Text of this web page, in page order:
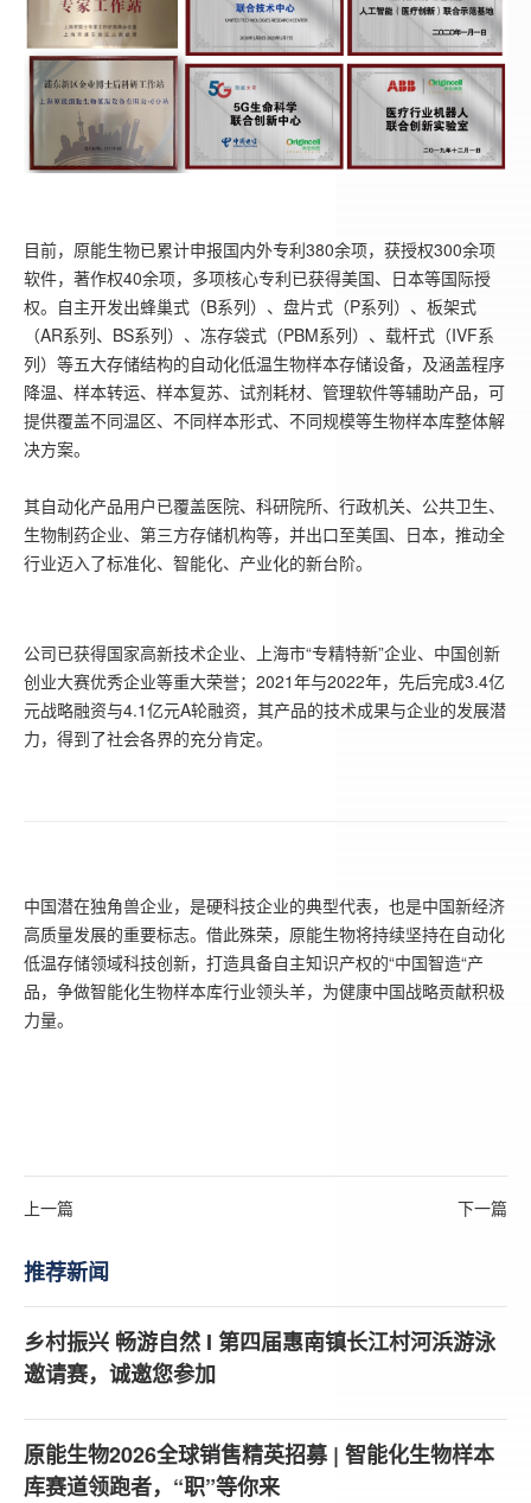
目前，原能生物已累计申报国内外专利380余项，获授权300余项
软件，著作权40余项，多项核心专利已获得美国、日本等国际授
权。自主开发出蜂巢式（B系列）、盘片式（P系列）、板架式
（AR系列、BS系列）、冻存袋式（PBM系列）、载杆式（IVF系
列）等五大存储结构的自动化低温生物样本存储设备，及涵盖程序
降温、样本转运、样本复苏、试剂耗材、管理软件等辅助产品，可
提供覆盖不同温区、不同样本形式、不同规模等生物样本库整体解
决方案。
其自动化产品用户已覆盖医院、科研院所、行政机关、公共卫生、
生物制药企业、第三方存储机构等，并出口至美国、日本，推动全
行业迈入了标准化、智能化、产业化的新台阶。
公司已获得国家高新技术企业、上海市“专精特新”企业、中国创新
创业大赛优秀企业等重大荣誉；2021年与2022年，先后完成3.4亿
元战略融资与4.1亿元A轮融资，其产品的技术成果与企业的发展潜
力，得到了社会各界的充分肯定。
中国潜在独角兽企业，是硬科技企业的典型代表，也是中国新经济
高质量发展的重要标志。借此殊荣，原能生物将持续坚持在自动化
低温存储领域科技创新，打造具备自主知识产权的“中国智造“产
品，争做智能化生物样本库行业领头羊，为健康中国战略贡献积极
力量。
上一篇 下一篇
推荐新闻
乡村振兴 畅游自然 I 第四届惠南镇长江村河浜游泳
邀请赛，诚邀您参加
原能生物2026全球销售精英招募 | 智能化生物样本
库赛道领跑者，“职”等你来